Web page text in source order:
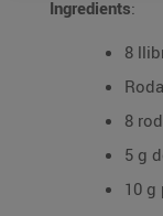
Ingredients:
8
8
5 g
10 g